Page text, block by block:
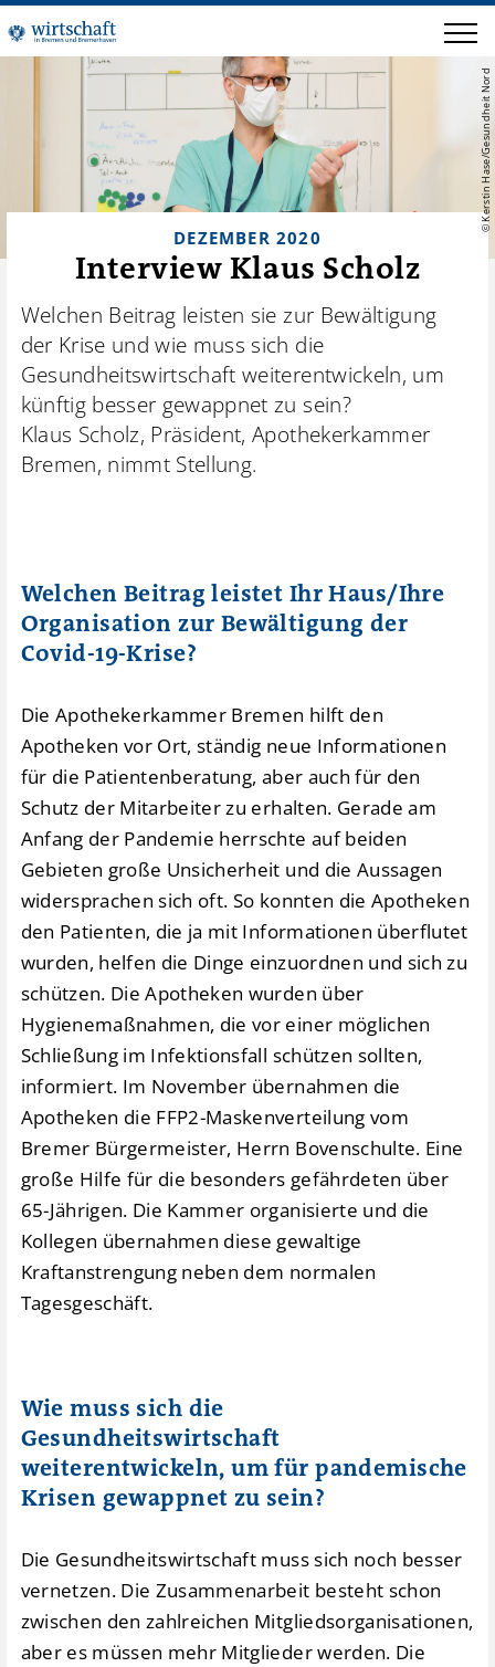
© Kerstin Hase/Gesundheit Nord
DEZEMBER 2020
Interview Klaus Scholz
Welchen Beitrag leisten sie zur Bewältigung
der Krise und wie muss sich die
Gesundheitswirtschaft weiterentwickeln, um
künftig besser gewappnet zu sein?
Klaus Scholz, Präsident, Apothekerkammer
Bremen, nimmt Stellung.
Welchen Beitrag leistet Ihr Haus/Ihre
Organisation zur Bewältigung der
Covid-19-Krise?
Die Apothekerkammer Bremen hilft den
Apotheken vor Ort, ständig neue Informationen
für die Patientenberatung, aber auch für den
Schutz der Mitarbeiter zu erhalten. Gerade am
Anfang der Pandemie herrschte auf beiden
Gebieten große Unsicherheit und die Aussagen
widersprachen sich oft. So konnten die Apotheken
den Patienten, die ja mit Informationen überflutet
wurden, helfen die Dinge einzuordnen und sich zu
schützen. Die Apotheken wurden über
Hygienemaßnahmen, die vor einer möglichen
Schließung im Infektionsfall schützen sollten,
informiert. Im November übernahmen die
Apotheken die FFP2-Maskenverteilung vom
Bremer Bürgermeister, Herrn Bovenschulte. Eine
große Hilfe für die besonders gefährdeten über
65-Jährigen. Die Kammer organisierte und die
Kollegen übernahmen diese gewaltige
Kraftanstrengung neben dem normalen
Tagesgeschäft.
Wie muss sich die
Gesundheitswirtschaft
weiterentwickeln, um für pandemische
Krisen gewappnet zu sein?
Die Gesundheitswirtschaft muss sich noch besser
vernetzen. Die Zusammenarbeit besteht schon
zwischen den zahlreichen Mitgliedsorganisationen,
aber es müssen mehr Mitglieder werden. Die